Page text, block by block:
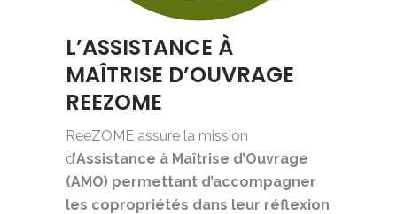
L’ASSISTANCE À
MAÎTRISE D’OUVRAGE
REEZOME
ReeZOME assure la mission
d’Assistance à Maîtrise d’Ouvrage
(AMO) permettant d’accompagner
les copropriétés dans leur réflexion